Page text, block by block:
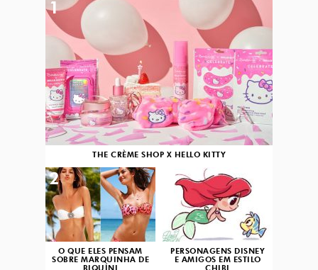
THE CRÈME SHOP X HELLO KITTY
1
O QUE ELES PENSAM
SOBRE MARQUINHA DE
2
PERSONAGENS DISNEY
E AMIGOS EM ESTILO
3